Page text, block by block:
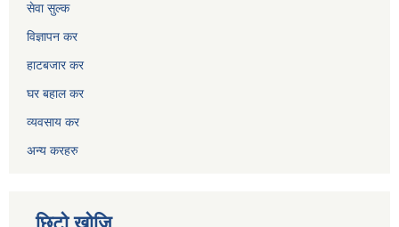
सेवा सुल्क
विज्ञापन कर
हाटबजार कर
घर बहाल कर
व्यवसाय कर
अन्य करहरु